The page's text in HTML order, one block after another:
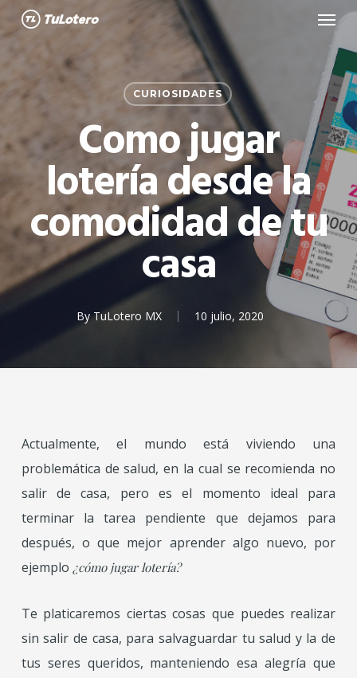
Skip
to
main
content
Menu
CURIOSIDADES
Como jugar
lotería desde la
comodidad de tu
casa
By TuLotero MX 10 julio, 2020
Actualmente, el mundo está viviendo una
problemática de salud, en la cual se recomienda no
salir de casa, pero es el momento ideal para
terminar la tarea pendiente que dejamos para
después, o que mejor aprender algo nuevo, por
ejemplo ¿cómo jugar lotería?
Te platicaremos ciertas cosas que puedes realizar
sin salir de casa, para salvaguardar tu salud y la de
tus seres queridos, manteniendo esa alegría que